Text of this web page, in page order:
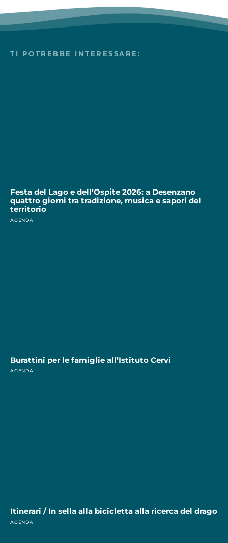
TI POTREBBE INTERESSARE:
Festa del Lago e dell’Ospite 2026: a Desenzano
quattro giorni tra tradizione, musica e sapori del
territorio
AGENDA
Burattini per le famiglie all’Istituto Cervi
AGENDA
Itinerari / In sella alla bicicletta alla ricerca del drago
AGENDA